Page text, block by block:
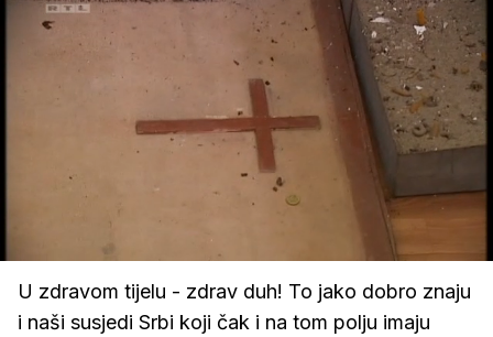
zvuk
U zdravom tijelu - zdrav duh! To jako dobro znaju
i naši susjedi Srbi koji čak i na tom polju imaju